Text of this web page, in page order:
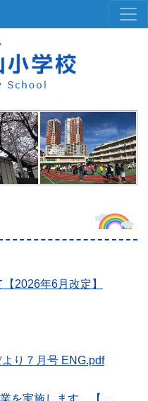
2026年6月改定】
り７月号 ENG.pdf